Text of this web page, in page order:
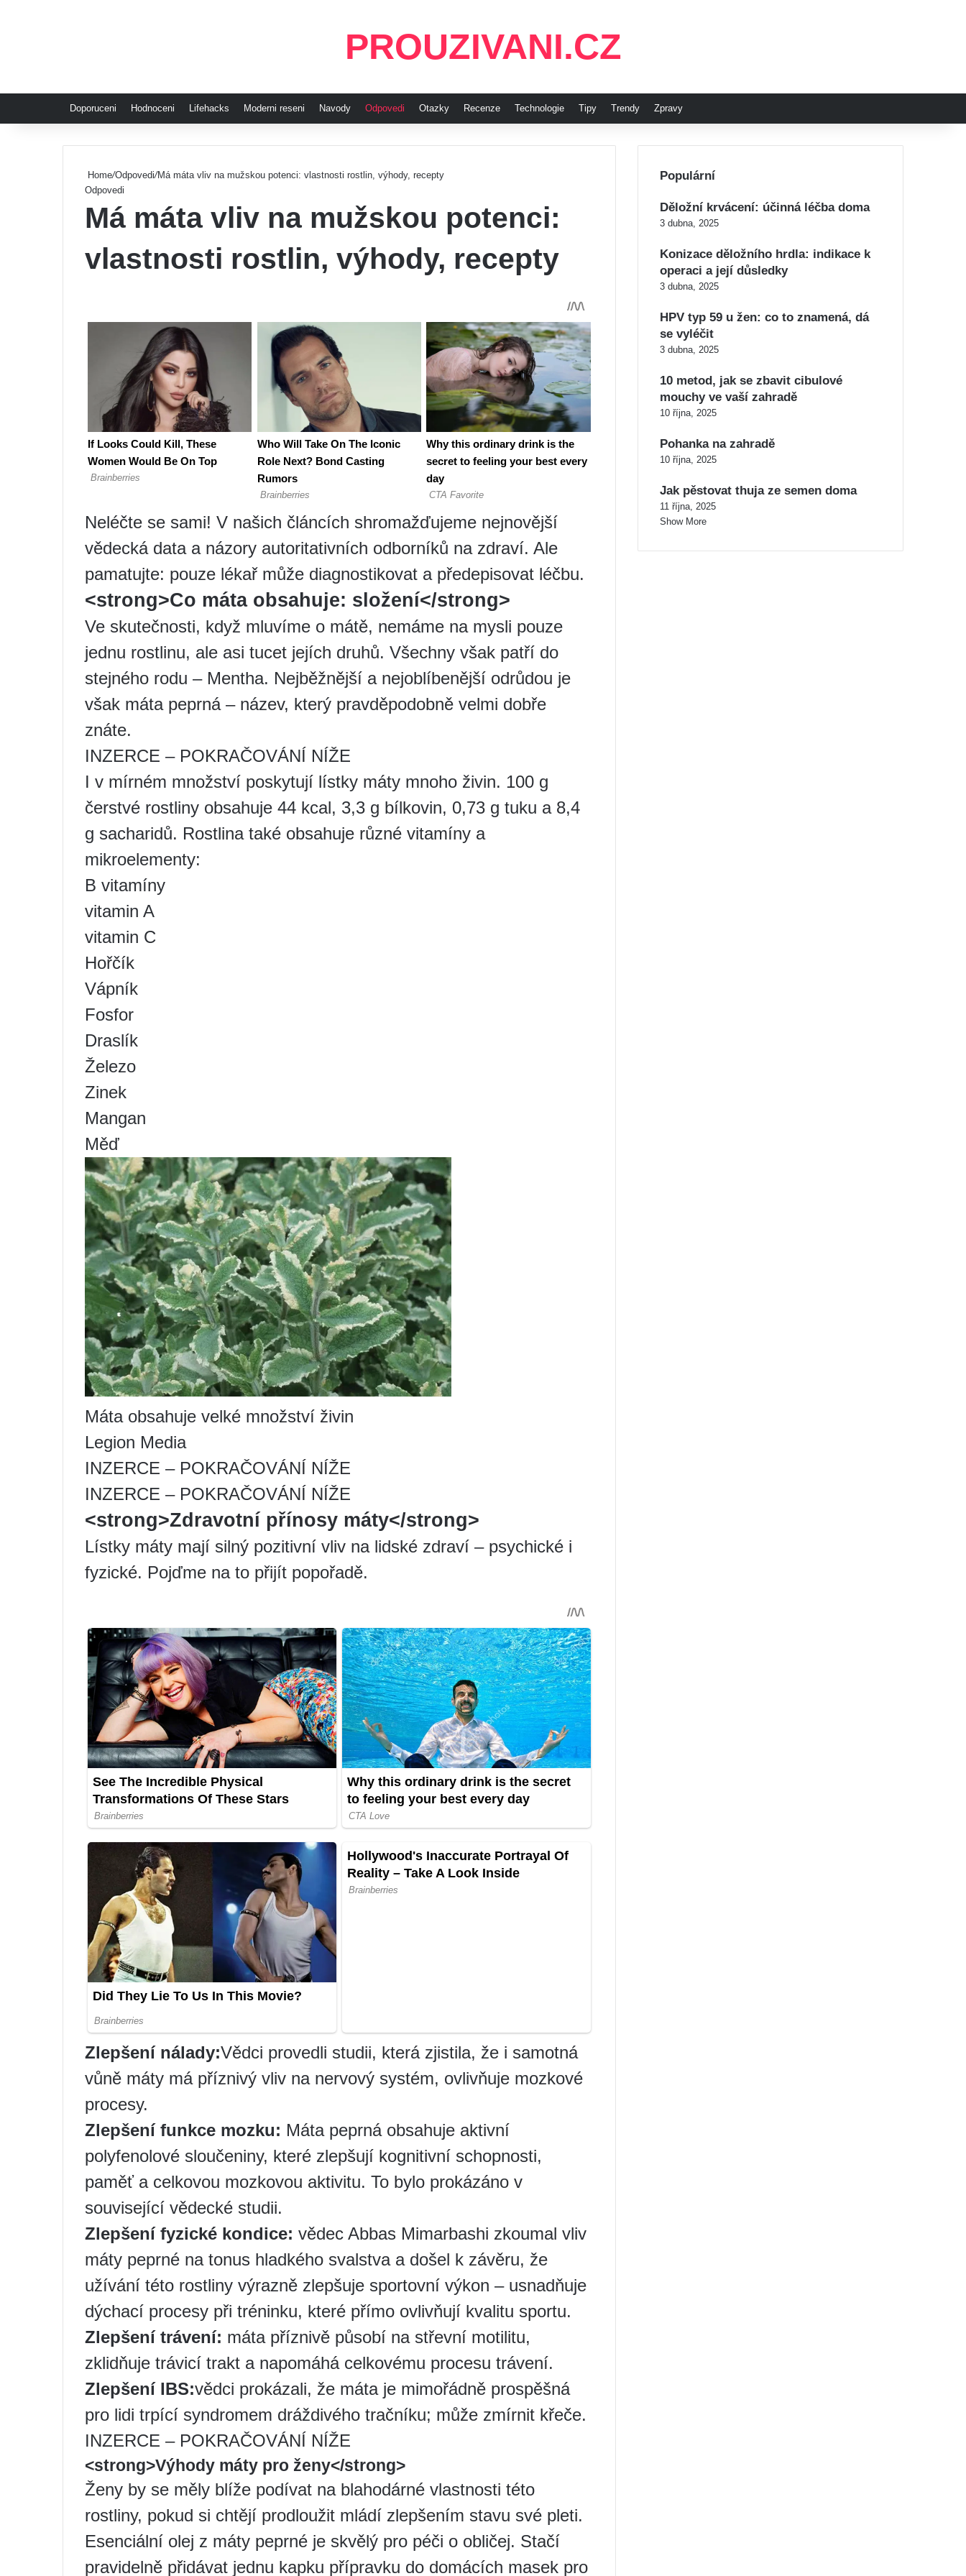
PROUZIVANI.CZ
Doporuceni Hodnoceni Lifehacks Moderni reseni Navody Odpovedi Otazky Recenze Technologie Tipy Trendy Zpravy
Home/Odpovedi/Má máta vliv na mužskou potenci: vlastnosti rostlin, výhody, recepty
Odpovedi
Má máta vliv na mužskou potenci:
vlastnosti rostlin, výhody, recepty
Neléčte se sami! V našich článcích shromažďujeme nejnovější
vědecká data a názory autoritativních odborníků na zdraví. Ale
pamatujte: pouze lékař může diagnostikovat a předepisovat léčbu.
<strong>Co máta obsahuje: složení</strong>
Ve skutečnosti, když mluvíme o mátě, nemáme na mysli pouze
jednu rostlinu, ale asi tucet jejích druhů. Všechny však patří do
stejného rodu – Mentha. Nejběžnější a nejoblíbenější odrůdou je
však máta peprná – název, který pravděpodobně velmi dobře
znáte.
INZERCE – POKRAČOVÁNÍ NÍŽE
I v mírném množství poskytují lístky máty mnoho živin. 100 g
čerstvé rostliny obsahuje 44 kcal, 3,3 g bílkovin, 0,73 g tuku a 8,4
g sacharidů. Rostlina také obsahuje různé vitamíny a
mikroelementy:
B vitamíny
vitamin A
vitamin C
Hořčík
Vápník
Fosfor
Draslík
Železo
Zinek
Mangan
Měď
Máta obsahuje velké množství živin
Legion Media
INZERCE – POKRAČOVÁNÍ NÍŽE
INZERCE – POKRAČOVÁNÍ NÍŽE
<strong>Zdravotní přínosy máty</strong>
Lístky máty mají silný pozitivní vliv na lidské zdraví – psychické i
fyzické. Pojďme na to přijít popořadě.
Zlepšení nálady:Vědci provedli studii, která zjistila, že i samotná
vůně máty má příznivý vliv na nervový systém, ovlivňuje mozkové
procesy.
Zlepšení funkce mozku: Máta peprná obsahuje aktivní
polyfenolové sloučeniny, které zlepšují kognitivní schopnosti,
paměť a celkovou mozkovou aktivitu. To bylo prokázáno v
související vědecké studii.
Zlepšení fyzické kondice: vědec Abbas Mimarbashi zkoumal vliv
máty peprné na tonus hladkého svalstva a došel k závěru, že
užívání této rostliny výrazně zlepšuje sportovní výkon – usnadňuje
dýchací procesy při tréninku, které přímo ovlivňují kvalitu sportu.
Zlepšení trávení: máta příznivě působí na střevní motilitu,
zklidňuje trávicí trakt a napomáhá celkovému procesu trávení.
Zlepšení IBS:vědci prokázali, že máta je mimořádně prospěšná
pro lidi trpící syndromem dráždivého tračníku; může zmírnit křeče.
INZERCE – POKRAČOVÁNÍ NÍŽE
<strong>Výhody máty pro ženy</strong>
Ženy by se měly blíže podívat na blahodárné vlastnosti této
rostliny, pokud si chtějí prodloužit mládí zlepšením stavu své pleti.
Esenciální olej z máty peprné je skvělý pro péči o obličej. Stačí
pravidelně přidávat jednu kapku přípravku do domácích masek pro
Populární
Děložní krvácení: účinná léčba doma
3 dubna, 2025
Konizace děložního hrdla: indikace k
operaci a její důsledky
3 dubna, 2025
HPV typ 59 u žen: co to znamená, dá
se vyléčit
3 dubna, 2025
10 metod, jak se zbavit cibulové
mouchy ve vaší zahradě
10 října, 2025
Pohanka na zahradě
10 října, 2025
Jak pěstovat thuja ze semen doma
11 října, 2025
Show More